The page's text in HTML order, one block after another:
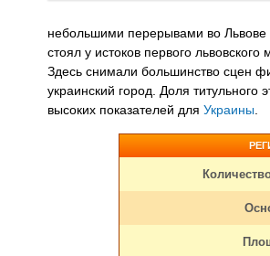
небольшими перерывами во
стоял у истоков первого
Здесь снимали большинство сцен
украинский город. Доля титульного
высоких показателей для Украины